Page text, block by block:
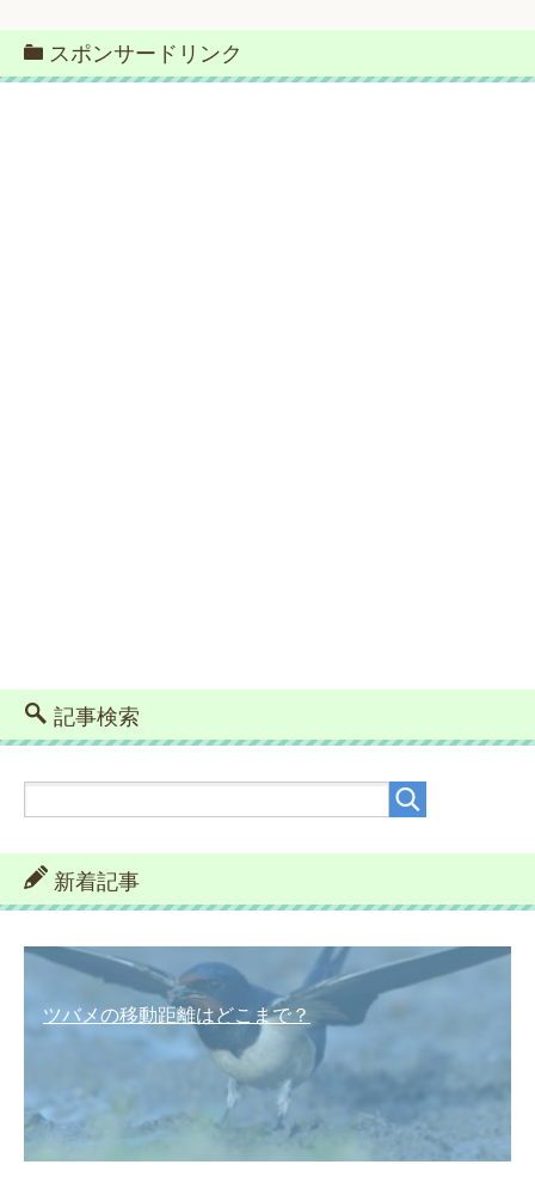
スポンサードリンク
記事検索
新着記事
ツバメの移動距離はどこまで？